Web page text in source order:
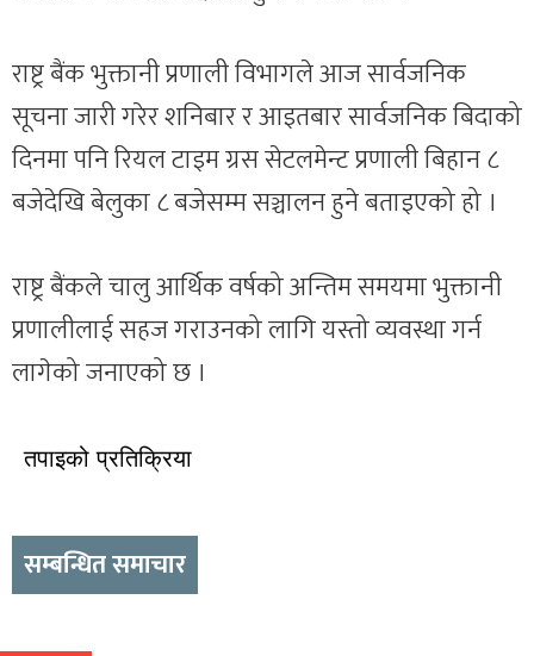
राष्ट्र बैंक भुक्तानी प्रणाली विभागले आज सार्वजनिक
सूचना जारी गरेर शनिबार र आइतबार सार्वजनिक बिदाको
दिनमा पनि रियल टाइम ग्रस सेटलमेन्ट प्रणाली बिहान ८
बजेदेखि बेलुका ८ बजेसम्म सञ्चालन हुने बताइएको हो ।
राष्ट्र बैंकले चालु आर्थिक वर्षको अन्तिम समयमा भुक्तानी
प्रणालीलाई सहज गराउनको लागि यस्तो व्यवस्था गर्न
लागेको जनाएको छ ।
तपाइको प्रतिक्रिया
सम्बन्धित समाचार